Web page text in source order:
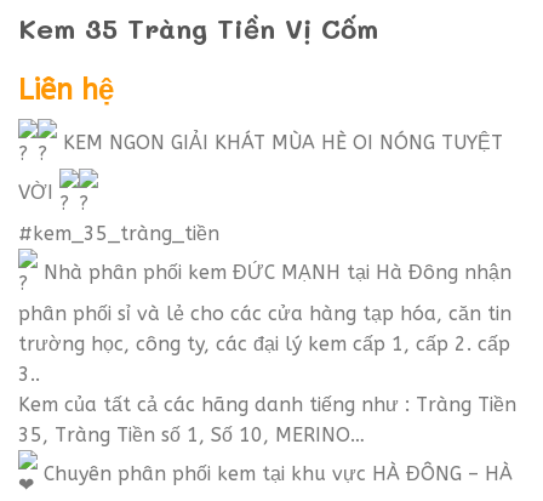
Kem 35 Tràng Tiền Vị Cốm
Liên hệ
KEM NGON GIẢI KHÁT MÙA HÈ OI NÓNG TUYỆT
VỜI
#kem_35_tràng_tiền
Nhà phân phối kem ĐỨC MẠNH tại Hà Đông nhận
phân phối sỉ và lẻ cho các cửa hàng tạp hóa, căn tin
trường học, công ty, các đại lý kem cấp 1, cấp 2. cấp
3..
Kem của tất cả các hãng danh tiếng như : Tràng Tiền
35, Tràng Tiền số 1, Số 10, MERINO…
Chuyên phân phối kem tại khu vực HÀ ĐÔNG – HÀ